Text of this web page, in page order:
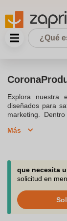
Explora nuestra
diseñados para
marketing.
presentación
su industria.
artículo para
atención de tu
diversidad de
permite elegir
Ya sea que estés
Más
que necesita
solicitud en